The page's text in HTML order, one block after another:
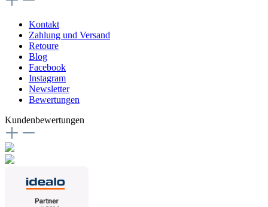
Kontakt
Zahlung und Versand
Retoure
Blog
Facebook
Instagram
Newsletter
Bewertungen
Kundenbewertungen